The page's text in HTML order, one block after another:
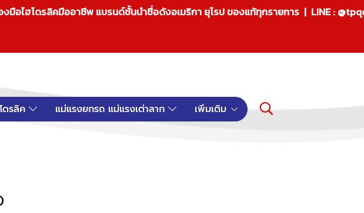
มือไฮโดรลิคมืออาชีพ แบรนด์ชั้นนำชื่อดังอเมริกา ยุโรป ของแท้ทุกรายการ | LINE :
ดรลิค แม่แรงยกรถ แม่แรงเต่าลาก เพิ่มเติม